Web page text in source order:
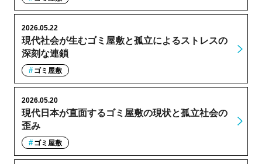
現代社会が生むゴミ屋敷と孤立によるストレスの
深刻な連鎖
2026.05.22
ゴミ屋敷
現代日本が直面するゴミ屋敷の現状と孤立社会の
歪み
2026.05.20
ゴミ屋敷